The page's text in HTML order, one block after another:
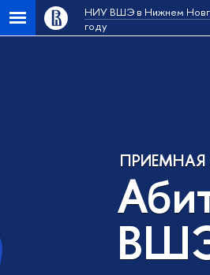
НИУ ВШЭ в Нижнем
году